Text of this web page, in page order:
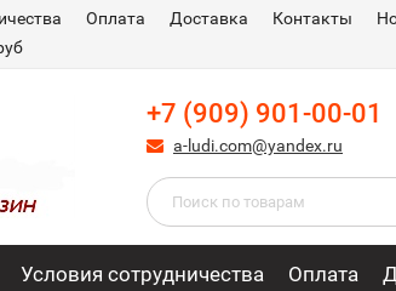
Оплата Доставка Контакты
+7 (909) 901-00-01
a-ludi.com@yandex.ru
Условия сотрудничества Оплата